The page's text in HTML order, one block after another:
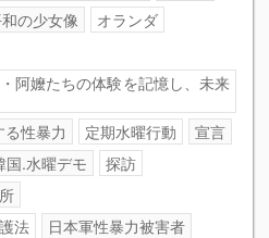
の少女像
オランダ
阿嬤たちの体験を記憶し、未来
性暴力 定期水曜行動
宣言
国.水曜デモ
探訪
法
日本軍性暴力被害者